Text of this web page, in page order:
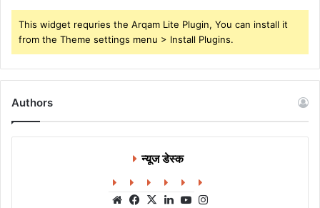
This widget requries the Arqam Lite Plugin, You can install it
from the Theme settings menu > Install Plugins.
Authors
न्यूज डेस्क
WebsiteFacebook
X LinkedInYouTube